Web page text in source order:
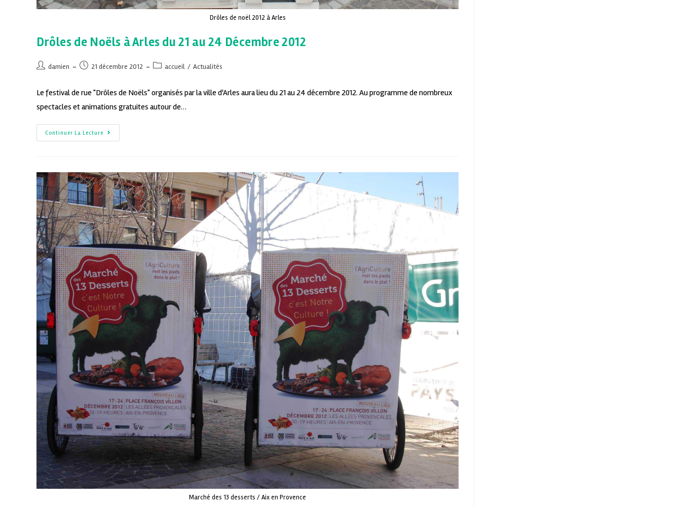
Drôles de noël 2012 à Arles
Drôles de Noëls à Arles du 21 au 24 Décembre 2012
damien 21 décembre 2012 accueil / Actualités
Le festival de rue "Drôles de Noëls" organisés par la ville d'Arles aura lieu du 21 au 24 décembre 2012. Au programme de nombreux
spectacles et animations gratuites autour de…
Continuer La Lecture
Marché des 13 desserts / Aix en Provence